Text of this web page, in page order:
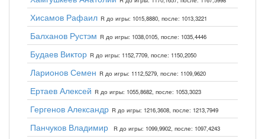
Хисамов Рафаил R до игры: 1015,8880, после: 1013,3221
Балханов Рустэм R до игры: 1038,0105, после: 1035,4446
Будаев Виктор R до игры: 1152,7709, после: 1150,2050
Ларионов Семен R до игры: 1112,5279, после: 1109,9620
Ертаев Алексей R до игры: 1055,8682, после: 1053,3023
Гергенов Александр R до игры: 1216,3608, после: 1213,7949
Панчуков Владимир R до игры: 1099,9902, после: 1097,4243